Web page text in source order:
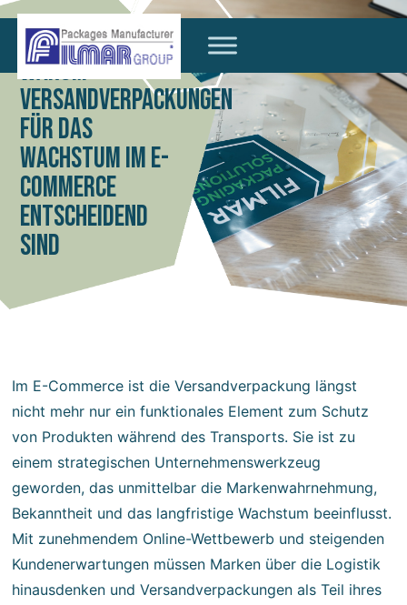
WARUM
VERSANDVERPACKUNGEN
FÜR DAS
WACHSTUM IM E-
COMMERCE
ENTSCHEIDEND
SIND
Im E-Commerce ist die Versandverpackung längst
nicht mehr nur ein funktionales Element zum Schutz
von Produkten während des Transports. Sie ist zu
einem strategischen Unternehmenswerkzeug
geworden, das unmittelbar die Markenwahrnehmung,
Bekanntheit und das langfristige Wachstum beeinflusst.
Mit zunehmendem Online-Wettbewerb und steigenden
Kundenerwartungen müssen Marken über die Logistik
hinausdenken und Versandverpackungen als Teil ihres